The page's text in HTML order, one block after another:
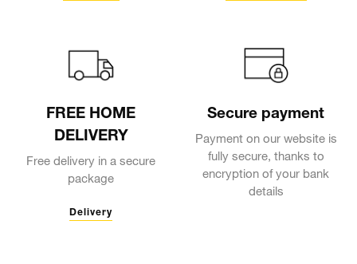
FREE HOME
DELIVERY
Free delivery in a secure
package
Delivery
Secure payment
Payment on our website is
fully secure, thanks to
encryption of your bank
details